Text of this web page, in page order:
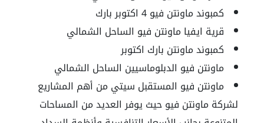
كمبوند ماونتن فيو 4 اكتوبر بارك
قرية ايفيا ماونتن فيو الساحل الشمالي
كمبوند ماونتن بارك اكتوبر
ماونتن فيو الدبلوماسيين الساحل الشمالي
ماونتن فيو المستقبل سيتي من أهم المشاريع
لشركة ماونتن فيو حيث يوفر العديد من المساحات